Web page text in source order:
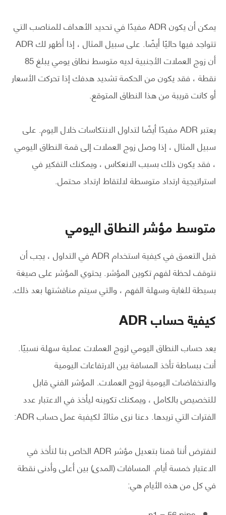
يمكن أن يكون ADR مفيدًا في تحديد الأهداف للمناصب التي
تتواجد فيها حاليًا أيضًا. على سبيل المثال ، إذا أظهر لك ADR
أن زوج العملات الأجنبية لديه متوسط ​​نطاق يومي يبلغ 85
نقطة ، فقد يكون من الحكمة تشديد هدفك إذا تحركت الأسعار
أو كانت قريبة من هذا النطاق المتوقع.
يعتبر ADR مفيدًا أيضًا لتداول الانتكاسات خلال اليوم. على
سبيل المثال ، إذا وصل زوج العملات إلى قمة النطاق اليومي
، فقد يكون ذلك بسبب الانعكاس ، ويمكنك التفكير في
استراتيجية ارتداد متوسطة لالتقاط ارتداد محتمل.
متوسط ​​مؤشر النطاق اليومي
قبل التعمق في كيفية استخدام ADR في التداول ، يجب أن
نتوقف لحظة لفهم تكوين المؤشر. يحتوي المؤشر على صيغة
بسيطة للغاية وسهلة الفهم ، والتي سيتم مناقشتها بعد ذلك.
كيفية حساب ADR
يعد حساب النطاق اليومي لزوج العملات عملية سهلة نسبيًا.
أنت ببساطة تأخذ المسافة بين الارتفاعات اليومية
والانخفاضات اليومية لزوج العملات. المؤشر الفني قابل
للتخصيص بالكامل ، ويمكنك تكوينه ليأخذ في الاعتبار عدد
الفترات التي تريدها. دعنا نرى مثالاً لكيفية عمل حساب ADR:
لنفترض أننا قمنا بتعديل مؤشر ADR الخاص بنا لتأخذ في
الاعتبار خمسة أيام. المسافات (المدى) بين أعلى وأدنى نقطة
في كل من هذه الأيام هي: